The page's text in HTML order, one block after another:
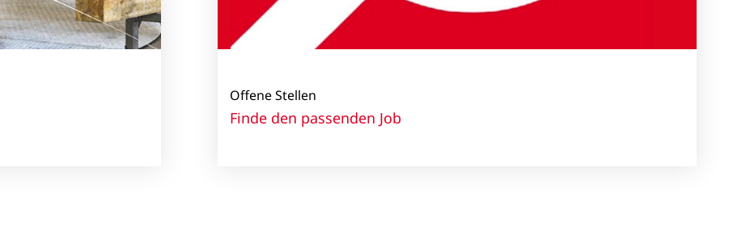
Offene Stellen
Finde den passenden Job